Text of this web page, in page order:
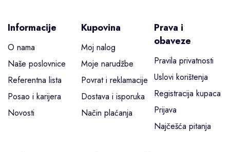
Informacije
O nama
Naše poslovnice
Referentna lista
Posao i karijera
Novosti
Kupovina
Moj nalog
Moje narudžbe
Povrat i reklamacije
Dostava i isporuka
Način plaćanja
Prava i
obaveze
Pravila privatnosti
Uslovi korištenja
Registracija kupaca
Prijava
Najčešća pitanja